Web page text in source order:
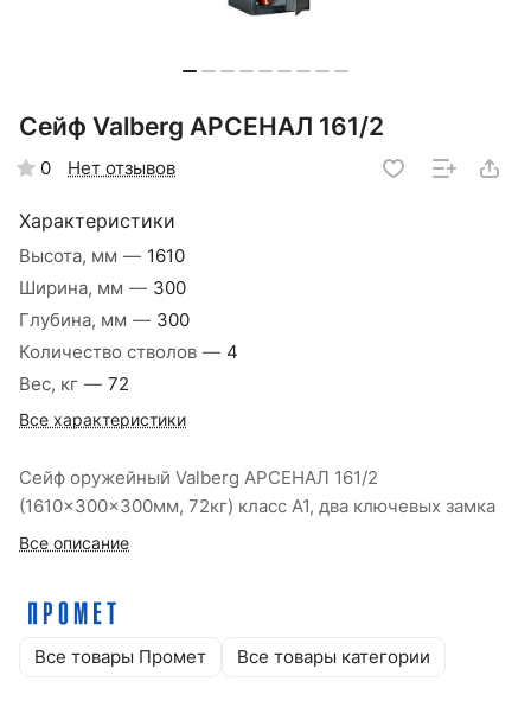
Сейф Valberg АРСЕНАЛ 161/2
0 Нет отзывов
Характеристики
Высота, мм — 1610
Ширина, мм — 300
Глубина, мм — 300
Количество стволов — 4
Вес, кг — 72
Все характеристики
Сейф оружейный Valberg АРСЕНАЛ 161/2
(1610x300x300мм, 72кг) класс А1, два ключевых замка
Все описание
Все товары Промет Все товары категории